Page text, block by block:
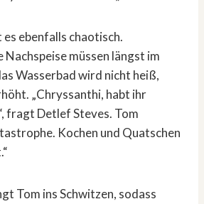
ebenfalls chaotisch.
müssen längst im
Wasserbad wird nicht heiß,
„Chryssanthi, habt ihr
fragt Detlef Steves. Tom
Kochen und Quatschen
Tom ins Schwitzen, sodass